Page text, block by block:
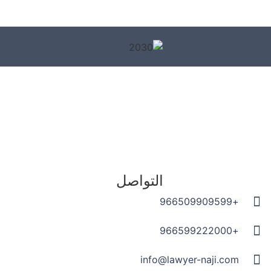
التواصل
+966509909599
+966599222000
info@lawyer-naji.com